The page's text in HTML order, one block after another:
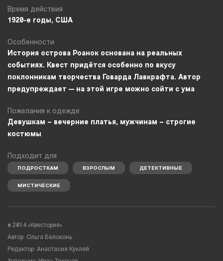
Время действия
1920-е годы, США
Особенности
История острова Роанок основана на реальных
событиях. Квест придётся особенно по вкусу
поклонникам творчества Говарда Лавкрафта. Автор
предупреждает — на этой игре можно сойти с ума
Пожелания к одежде
Девушкам – вечерние платья, мужчинам – строгие
костюмы
Подходит для
ПОДРОСТКАМ ВЗРОСЛЫМ ДЕТЕКТИВНЫЕ
МИСТИЧЕСКИЕ
© 2014 «Квестория»
Автор: Ольга Белоконь
Редактор: Анастасия Куклей